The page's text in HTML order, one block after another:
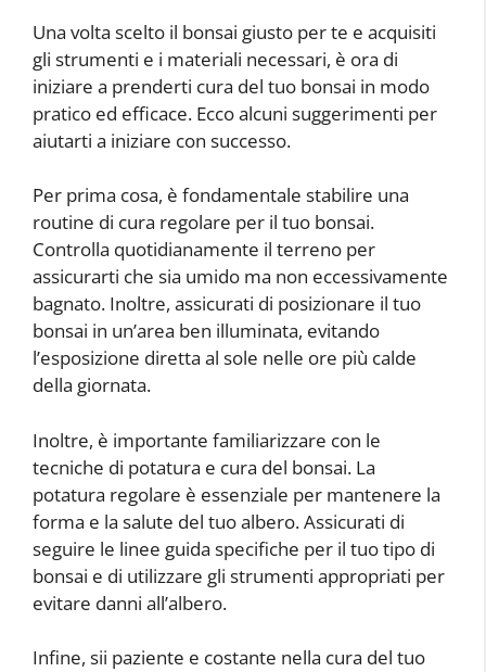
Una volta scelto il bonsai giusto per te e acquisiti
gli strumenti e i materiali necessari, è ora di
iniziare a prenderti cura del tuo bonsai in modo
pratico ed efficace. Ecco alcuni suggerimenti per
aiutarti a iniziare con successo.
Per prima cosa, è fondamentale stabilire una
routine di cura regolare per il tuo bonsai.
Controlla quotidianamente il terreno per
assicurarti che sia umido ma non eccessivamente
bagnato. Inoltre, assicurati di posizionare il tuo
bonsai in un’area ben illuminata, evitando
l’esposizione diretta al sole nelle ore più calde
della giornata.
Inoltre, è importante familiarizzare con le
tecniche di potatura e cura del bonsai. La
potatura regolare è essenziale per mantenere la
forma e la salute del tuo albero. Assicurati di
seguire le linee guida specifiche per il tuo tipo di
bonsai e di utilizzare gli strumenti appropriati per
evitare danni all’albero.
Infine, sii paziente e costante nella cura del tuo